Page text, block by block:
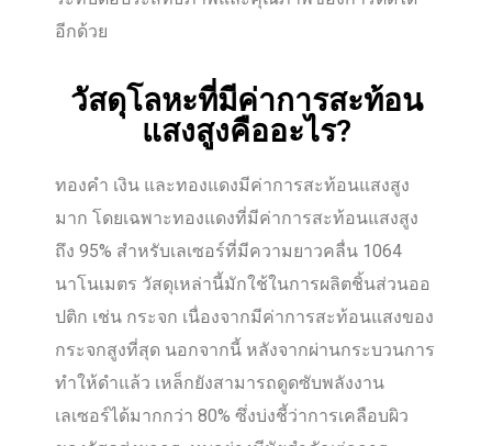
อีกด้วย
วัสดุโลหะที่มีค่าการสะท้อน
แสงสูงคืออะไร?
ทองคำ เงิน และทองแดงมีค่าการสะท้อนแสงสูง
มาก โดยเฉพาะทองแดงที่มีค่าการสะท้อนแสงสูง
ถึง 95% สำหรับเลเซอร์ที่มีความยาวคลื่น 1064
นาโนเมตร วัสดุเหล่านี้มักใช้ในการผลิตชิ้นส่วนออ
ปติก เช่น กระจก เนื่องจากมีค่าการสะท้อนแสงของ
กระจกสูงที่สุด นอกจากนี้ หลังจากผ่านกระบวนการ
ทำให้ดำแล้ว เหล็กยังสามารถดูดซับพลังงาน
เลเซอร์ได้มากกว่า 80% ซึ่งบ่งชี้ว่าการเคลือบผิว